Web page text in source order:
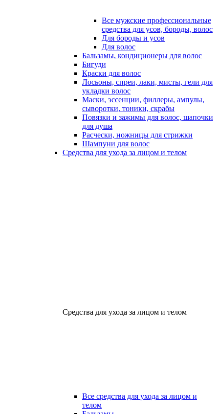
Все мужские профессиональные
средства для усов, бороды, волос
Для бороды и усов
Для волос
Бальзамы, кондиционеры для волос
Бигуди
Краски для волос
Лосьоны, спреи, лаки, мисты, гели для
укладки волос
Маски, эссенции, филлеры, ампулы,
сыворотки, тоники, скрабы
Повязки и зажимы для волос, шапочки
для душа
Расчески, ножницы для стрижки
Шампуни для волос
Средства для ухода за лицом и телом
Средства для ухода за лицом и телом
Все средства для ухода за лицом и
телом